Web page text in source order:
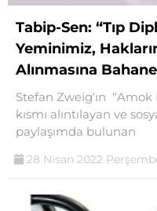
Tabip-Sen: “Tıp
Yeminimiz,
Alınmasına
Stefan Zweig‘ın
kısmı alıntılayan ve
paylaşımda bulunan
28 Nisan 2022